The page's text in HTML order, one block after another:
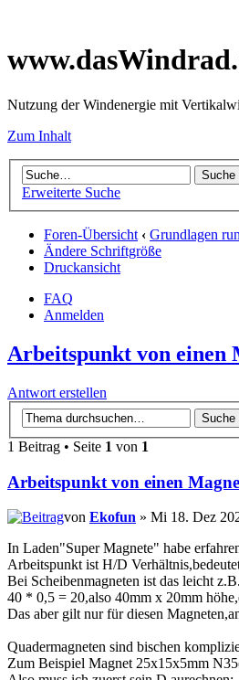
Nutzung der Windenergie mit
Zum Inhalt
Erweiterte Suche
Foren-Übersicht ‹ Grundlagen
Ändere Schriftgröße
Druckansicht
FAQ
Anmelden
Arbeitspunkt von einen
Antwort erstellen
1 Beitrag • Seite 1 von 1
Arbeitspunkt von einen
von Ekofun » Mi 18. Dez
In Laden"Super Magnete" habe
Arbeitspunkt ist H/D
Bei Scheibenmagneten ist das leicht
40 * 0,5 = 20,also 40mm x 20mm
Das aber gilt nur für diesen
Quadermagneten sind bischen
Zum Beispiel Magnet 25x15x5mm